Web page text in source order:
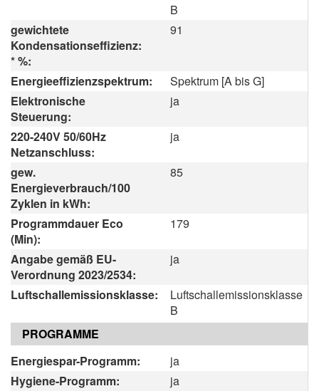
B
gewichtete
Kondensationseffizienz:
* %:
91
Energieeffizienzspektrum:
Spektrum [A bis G]
Elektronische
Steuerung:
ja
220-240V 50/60Hz
Netzanschluss:
ja
gew.
Energieverbrauch/100
Zyklen in kWh:
85
Programmdauer Eco
(Min):
179
Angabe gemäß EU-
Verordnung 2023/2534:
ja
Luftschallemissionsklasse:
Luftschallemissionsklasse
B
PROGRAMME
Energiespar-Programm:
ja
Hygiene-Programm:
ja